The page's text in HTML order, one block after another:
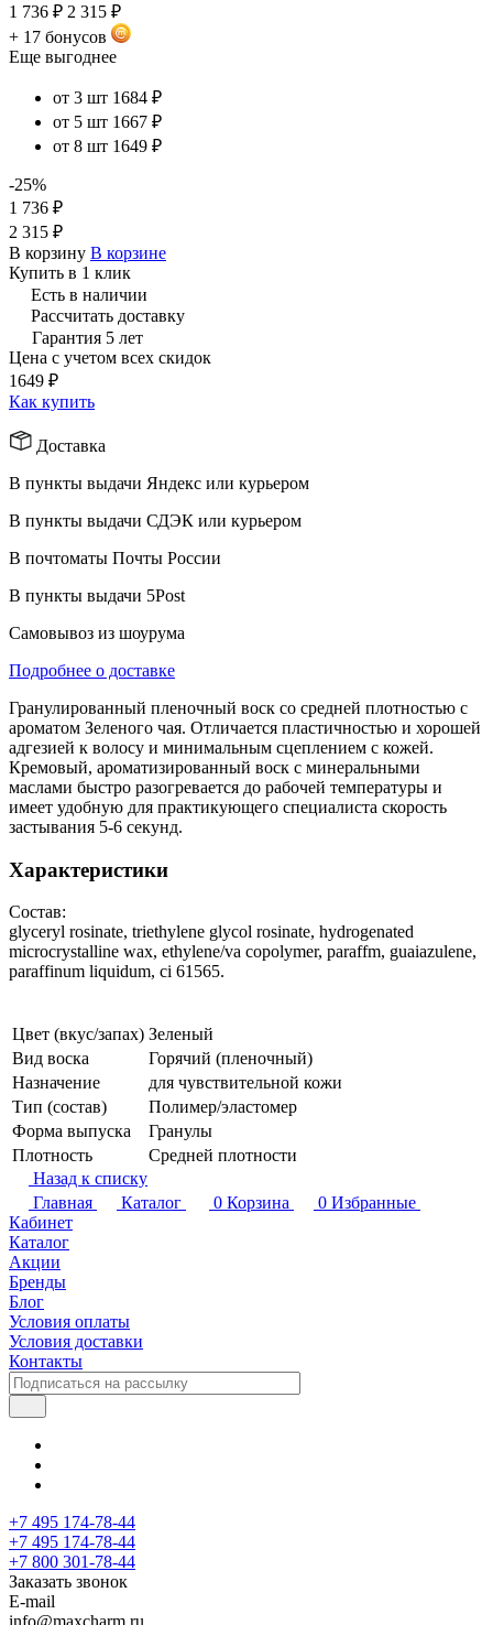
1 736 ₽ 2 315 ₽
+ 17 бонусов
Еще выгоднее
от 3 шт 1684 ₽
от 5 шт 1667 ₽
от 8 шт 1649 ₽
-25%
1 736 ₽
2 315 ₽
В корзину В корзине
Купить в 1 клик
Есть в наличии
Рассчитать доставку
Гарантия 5 лет
Цена с учетом всех скидок
1649 ₽
Как купить
Доставка
В пункты выдачи Яндекс или курьером
В пункты выдачи СДЭК или курьером
В почтоматы Почты России
В пункты выдачи 5Post
Самовывоз из шоурума
Подробнее о доставке
Гранулированный пленочный воск со средней плотностью с
ароматом Зеленого чая. Отличается пластичностью и хорошей
адгезией к волосу и минимальным сцеплением с кожей.
Кремовый, ароматизированный воск с минеральными
маслами быстро разогревается до рабочей температуры и
имеет удобную для практикующего специалиста скорость
застывания 5-6 секунд.
Характеристики
Состав:
glyceryl rosinate, triethylene glycol rosinate, hydrogenated
microcrystalline wax, ethylene/va copolymer, paraffm, guaiazulene,
paraffinum liquidum, ci 61565.
Цвет (вкус/запах) Зеленый
Вид воска
Горячий (пленочный)
Назначение
для чувствительной кожи
Тип (состав)
Полимер/эластомер
Форма выпуска
Гранулы
Плотность
Средней плотности
Назад к списку
Главная
Каталог 0 Корзина 0 Избранные
Кабинет
Каталог
Акции
Бренды
Блог
Условия оплаты
Условия доставки
Контакты
+7 495 174-78-44
+7 495 174-78-44
+7 800 301-78-44
Заказать звонок
E-mail